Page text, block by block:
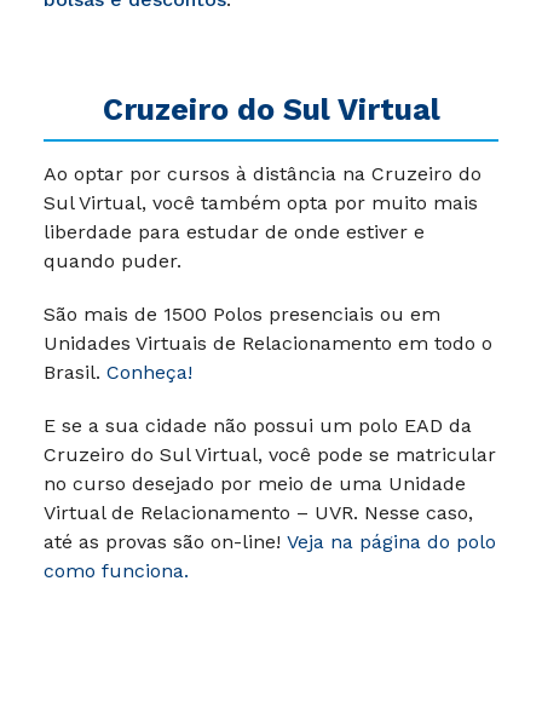
Cruzeiro do Sul Virtual
Ao optar por cursos à distância na Cruzeiro do
Sul Virtual, você também opta por muito mais
liberdade para estudar de onde estiver e
quando puder.
São mais de 1500 Polos presenciais ou em
Unidades Virtuais de Relacionamento em todo o
Brasil. Conheça!
E se a sua cidade não possui um polo EAD da
Cruzeiro do Sul Virtual, você pode se matricular
no curso desejado por meio de uma Unidade
Virtual de Relacionamento – UVR. Nesse caso,
até as provas são on-line! Veja na página do polo
como funciona.